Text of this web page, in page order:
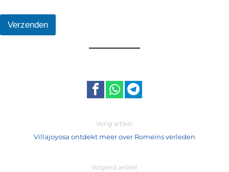
Verzenden
Vorig artikel
Villajoyosa ontdekt meer over Romeins verleden
Volgend artikel